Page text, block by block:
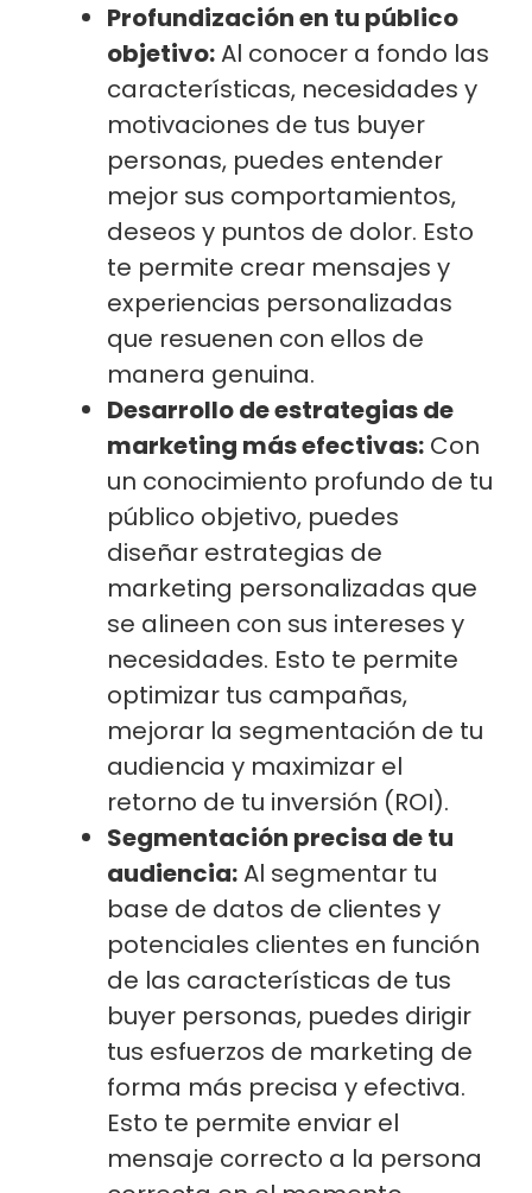
Profundización en tu público
objetivo:Al conocer a fondo las
características, necesidades y
motivaciones de tus buyer
personas, puedes entender
mejor sus comportamientos,
deseos y puntos de dolor. Esto
te permite crear mensajes y
experiencias personalizadas
que resuenen con ellos de
manera genuina.
Desarrollo de estrategias de
marketing más efectivas: Con
un conocimiento profundo de tu
público objetivo, puedes
diseñar estrategias de
marketing personalizadas que
se alineen con sus intereses y
necesidades. Esto te permite
optimizar tus campañas,
mejorar la segmentación de tu
audiencia y maximizar el
retorno de tu inversión (ROI).
Segmentación precisa de tu
audiencia:Al segmentar tu
base de datos de clientes y
potenciales clientes en función
de las características de tus
buyer personas, puedes dirigir
tus esfuerzos de marketing de
forma más precisa y efectiva.
Esto te permite enviar el
mensaje correcto a la persona